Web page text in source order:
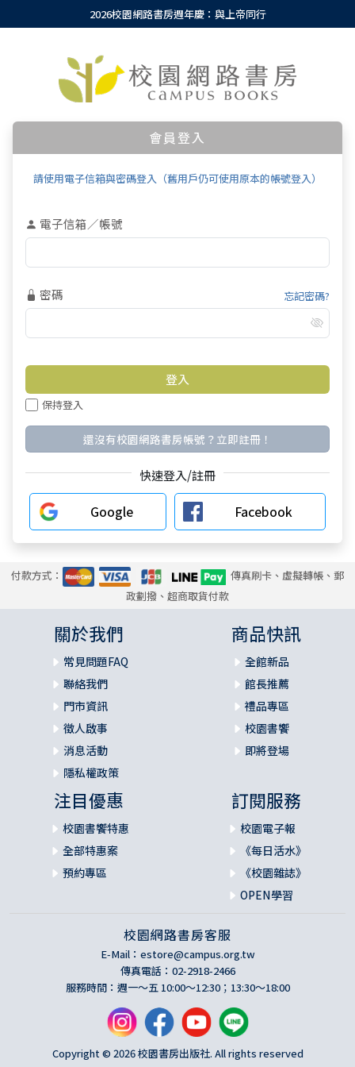
2026校園網路書房週年慶：與上帝同行
會員登入
請使用電子信箱與密碼登入（舊用戶仍可使用原本的帳號登入）
電子信箱／帳號
密碼 忘記密碼?
保持登入
還沒有校園網路書房帳號？立即註冊！
快速登入/註冊
Google Facebook
付款方式：
傳真刷卡、虛擬轉帳、郵
政劃撥、超商取貨付款
關於我們
常見問題FAQ
聯絡我們
門市資訊
徵人啟事
消息活動
隱私權政策
商品快訊
全館新品
館長推薦
禮品專區
校園書饗
即將登場
注目優惠
校園書饗特惠
全部特惠案
預約專區
訂閱服務
校園電子報
《每日活水》
《校園雜誌》
OPEN學習
校園網路書房客服
E-Mail： estore@campus.org.tw
傳真電話：02-2918-2466
服務時間：週一～五 10:00～12:30；13:30～18:00
Copyright © 2026 校園書房出版社. All rights reserved